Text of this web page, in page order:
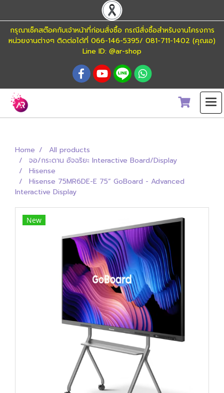
กรุณาเช็คสต๊อคกับเจ้าหน้าที่ก่อนสั่งซื้อ กรณีสั่งซื้อสำหรับงานโครงการ
หน่วยงานต่างๆ ติดต่อได้ที่ 066-146-5395/ 081-711-1402 (คุณเอ)
Line ID: @ar-shop
Home
All products
จอ/กระดาน อัจฉริยะ Interactive Board/Display
Hisense
Hisense 75MR6DE-E 75” GoBoard - Advanced
Interactive Display
New